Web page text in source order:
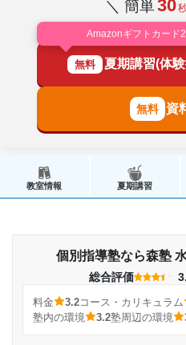
＼ 簡単30
Amazonギフトカード
無料 夏期講習(体
資
教室情報 夏期講習
個別指導塾なら森塾
総合評価
料金 3.2コース・カリキュラム
塾内の環境
3.2塾周辺の環境